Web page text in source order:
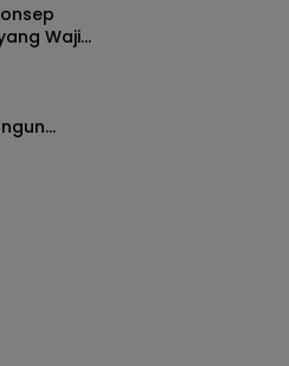
Wajib
Korban